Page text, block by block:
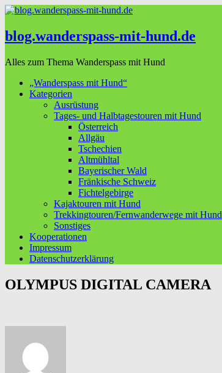
blog.wanderspass-mit-hund.de
Alles zum Thema Wanderspass mit Hund
„Wanderspass mit Hund“
Kategorien
Ausrüstung
Tages- und Halbtagestouren mit Hund
Österreich
Allgäu
Tschechien
Altmühltal
Bayerischer Wald
Fränkische Schweiz
Fichtelgebirge
Kajaktouren mit Hund
Trekkingtouren/Fernwanderwege mit Hund
Sonstiges
Kooperationen
Impressum
Datenschutzerklärung
OLYMPUS DIGITAL CAMERA